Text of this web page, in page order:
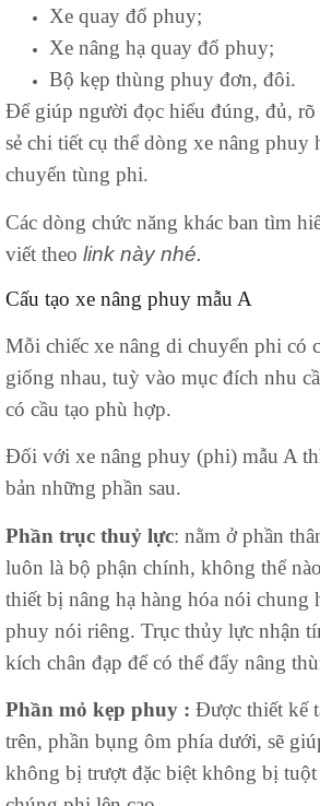
Xe quay đổ phuy;
Xe nâng hạ quay đổ phuy;
Bộ kẹp thùng phuy đơn, đôi.
Để giúp người đọc hiểu đúng, đủ,
sẻ chi tiết cụ thể dòng xe nâng phuy
chuyển tùng phi.
Các dòng chức năng khác ban tìm
viết theo link này nhé.
Cấu tạo xe nâng phuy mẫu A
Mỗi chiếc xe nâng di chuyển phi có
giống nhau, tuỳ vào mục đích nhu
có cầu tạo phù hợp.
Đối với xe nâng phuy (phi) mẫu A
bản những phần sau.
Phần trục thuỷ lực: nằm ở phần
luôn là bộ phận chính, không thể
thiết bị nâng hạ hàng hóa nói chung
phuy nói riêng. Trục thủy lực nhận
kích chân đạp để có thể đẩy nâng
Phần mỏ kẹp phuy : Được thiết kế
trên, phần bụng ôm phía dưới, sẽ
không bị trượt đặc biệt không bị